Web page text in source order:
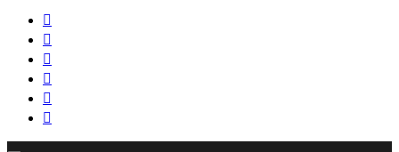





